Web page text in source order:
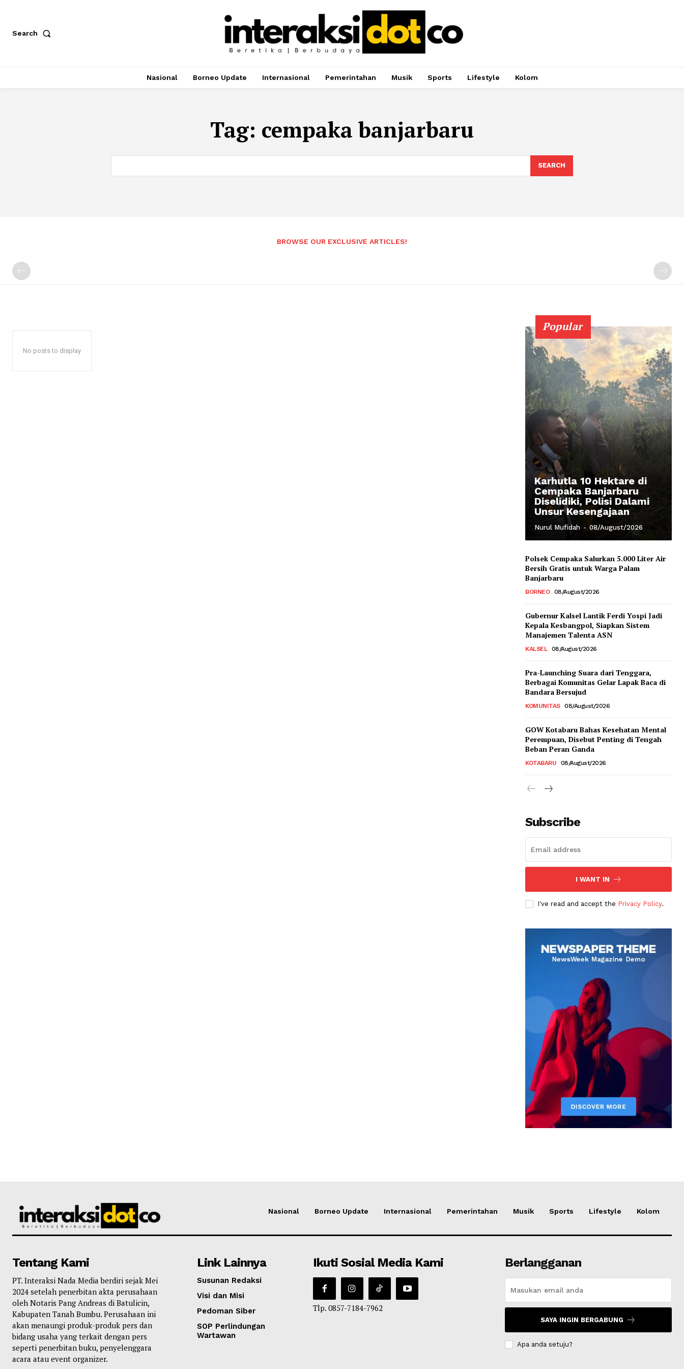
Search
Nasional Borneo Update Internasional Pemerintahan Musik Sports Lifestyle Kolom
Tag: cempaka banjarbaru
SEARCH
BROWSE OUR EXCLUSIVE ARTICLES!
No posts to display
Popular
Karhutla 10 Hektare di
Cempaka Banjarbaru
Diselidiki, Polisi Dalami
Unsur Kesengajaan
Nurul Mufidah - 08/August/2026
Polsek Cempaka Salurkan 5.000 Liter Air
Bersih Gratis untuk Warga Palam
Banjarbaru
BORNEO 08/August/2026
Gubernur Kalsel Lantik Ferdi Yospi Jadi
Kepala Kesbangpol, Siapkan Sistem
Manajemen Talenta ASN
KALSEL 08/August/2026
Pra-Launching Suara dari Tenggara,
Berbagai Komunitas Gelar Lapak Baca di
Bandara Bersujud
KOMUNITAS 08/August/2026
GOW Kotabaru Bahas Kesehatan Mental
Perempuan, Disebut Penting di Tengah
Beban Peran Ganda
KOTABARU 08/August/2026
Subscribe
I WANT IN
I've read and accept the Privacy Policy.
Nasional Borneo Update Internasional Pemerintahan Musik Sports Lifestyle Kolom
Tentang Kami
PT. Interaksi Nada Media berdiri sejak Mei
2024 setelah penerbitan akta perusahaan
oleh Notaris Pang Andreas di Batulicin,
Kabupaten Tanah Bumbu. Perusahaan ini
akan menaungi produk-produk pers dan
bidang usaha yang terkait dengan pers
seperti penerbitan buku, penyelenggara
acara atau event organizer.
Link Lainnya
Susunan Redaksi
Visi dan Misi
Pedoman Siber
SOP Perlindungan
Wartawan
Ikuti Sosial Media Kami
Tlp. 0857-7184-7962
Berlangganan
SAYA INGIN BERGABUNG
Apa anda setuju?